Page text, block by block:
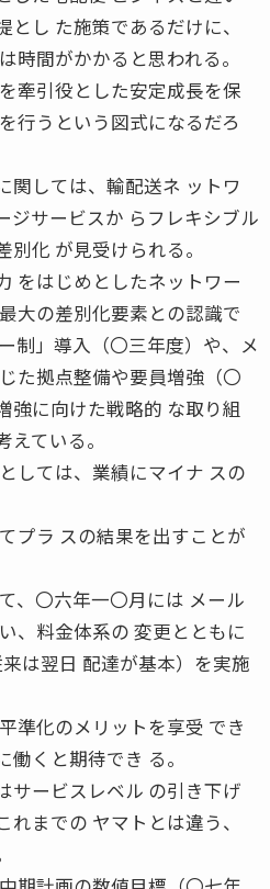
し た施策であるだけに、
時間がかかると思われる。
牽引役とした安定成長を保
行うという図式になるだろ
しては、輸配送ネ ットワ
ジサービスか らフレキシブル
化 が見受けられる。
をはじめとしたネットワー
大の差別化要素との認識で
制」導入（〇三年度）や、メ
た拠点整備や要員増強（〇
強に向けた戦略的 な取り組
ている。
しては、業績にマイナ スの
プラ スの結果を出すことが
、〇六年一〇月には メール
、料金体系の 変更とともに
は翌日 配達が基本）を実施
準化のメリットを享受 でき
くと期待でき る。
サービスレベル の引き下げ
までの ヤマトとは違う、